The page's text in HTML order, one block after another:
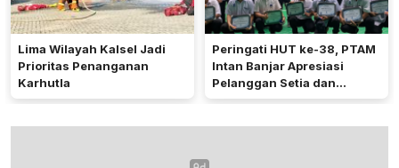
Lima Wilayah Kalsel Jadi
Prioritas Penanganan
Karhutla
Peringati HUT ke-38, PTAM
Intan Banjar Apresiasi
Pelanggan Setia dan
Karyawan 20 Tahun